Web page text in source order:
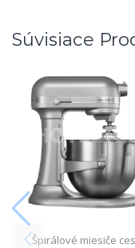
Súvisiace
Špirálové miesiče